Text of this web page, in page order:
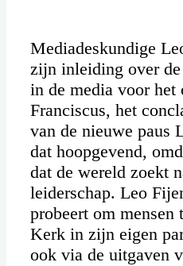
Mediadeskundige
zijn inleiding over
in de media voor het
Franciscus, het
van de nieuwe paus
dat hoopgevend,
dat de wereld zoekt
leiderschap. Leo
probeert om mensen
Kerk in zijn eigen
ook via de uitgaven